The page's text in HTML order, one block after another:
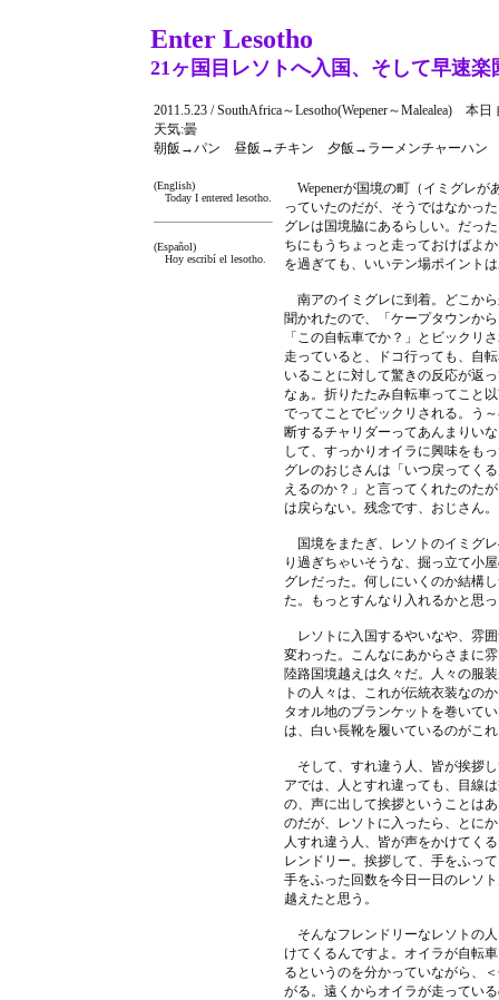
Enter Lesotho
21ヶ国目レソトへ入国、そして早速楽
2011.5.23 / SouthAfrica～Lesotho(Wepener～Malealea) 本
天気:曇
朝飯→パン 昼飯→チキン 夕飯→ラーメンチャーハン
(English)
Today I entered lesotho.
(Español)
Hoy escribí el lesotho.
Wepenerが国境の町（イミグレが
っていたのだが、そうではなかっ
グレは国境脇にあるらしい。だっ
ちにもうちょっと走っておけばよか
を過ぎても、いいテン場ポイント
南アのイミグレに到着。どこか
聞かれたので、「ケープタウンか
「この自転車でか？」とビックリ
走っていると、ドコ行っても、自
いることに対して驚きの反応が返
なぁ。折りたたみ自転車ってこと
でってことでビックリされる。う
断するチャリダーってあんまりい
して、すっかりオイラに興味をも
グレのおじさんは「いつ戻ってく
えるのか？」と言ってくれたのた
は戻らない。残念です、おじさん。
国境をまたぎ、レソトのイミグ
り過ぎちゃいそうな、掘っ立て小
グレだった。何しにいくのか結構
た。もっとすんなり入れるかと思
レソトに入国するやいなや、雰
変わった。こんなにあからさまに
陸路国境越えは久々だ。人々の服
トの人々は、これが伝統衣装なの
タオル地のブランケットを巻いて
は、白い長靴を履いているのがこ
そして、すれ違う人、皆が挨拶
アでは、人とすれ違っても、目線
の、声に出して挨拶ということは
のだが、レソトに入ったら、とに
人すれ違う人、皆が声をかけてく
レンドリー。挨拶して、手をふっ
手をふった回数を今日一日のレソ
越えたと思う。
そんなフレンドリーなレソトの
けてくるんですよ。オイラが自転
るというのを分かっていながら、
がる。遠くからオイラが走ってい